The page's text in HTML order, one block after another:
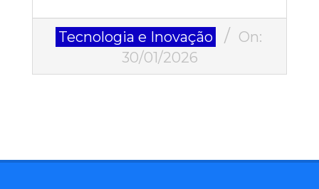
2026-
Tecnologia e Inovação
On:
30/01/2026